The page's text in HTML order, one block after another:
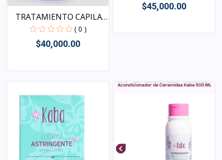
TRATAMIENTO CAPILAR
REP...
( 0 )
$40,000.00
$45,000.00